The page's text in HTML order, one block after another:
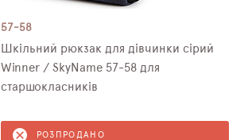
57-58
Шкільний рюкзак для дівчинки сірий
Winner / SkyNamе 57-58 для
старшокласників
РОЗПРОДАНО